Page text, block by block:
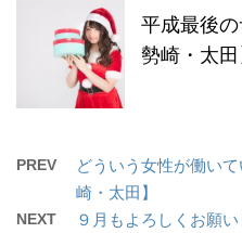
平成最後
勢崎・太田
PREV
どういう女性が働い
崎・太田】
NEXT
９月もよろしくお願